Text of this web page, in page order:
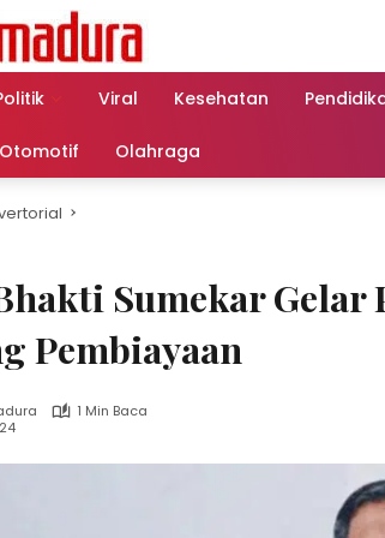
Viral Kesehatan
Otomotif Olahraga
Sumekar
Pembiayaan
1 Min Baca